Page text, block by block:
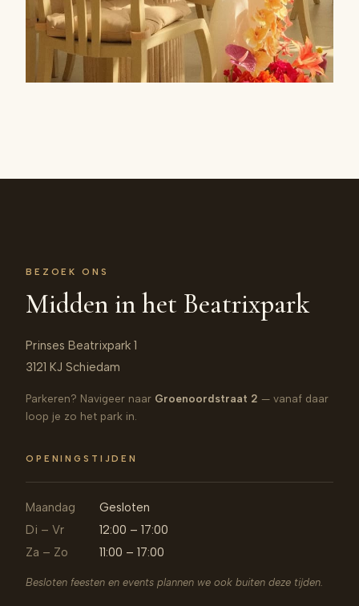
BEZOEK ONS
Midden in het Beatrixpark
Prinses Beatrixpark 1
3121 KJ Schiedam
Parkeren? Navigeer naar Groenoordstraat 2 — vanaf daar
loop je zo het park in.
OPENINGSTIJDEN
Maandag
Gesloten
Di – Vr
12:00 – 17:00
Za – Zo
11:00 – 17:00
Besloten feesten en events plannen we ook buiten deze tijden.